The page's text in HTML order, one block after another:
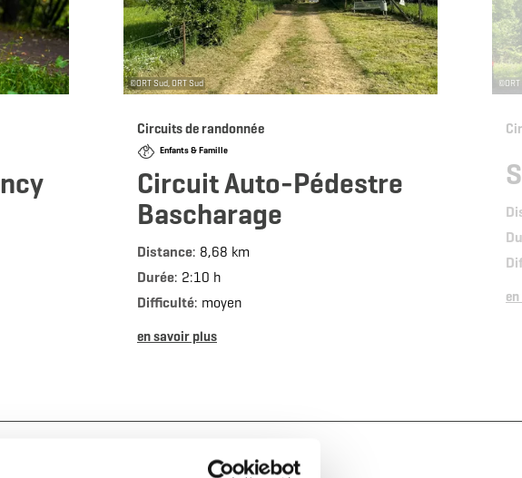
©ORT Sud, ORT Sud
Circuits de randonnée
Enfants & Famille
Circuit Auto-Pédestre
Bascharage
Distance: 8,68 km
Durée: 2:10 h
Difficulté: moyen
en savoir plus
©